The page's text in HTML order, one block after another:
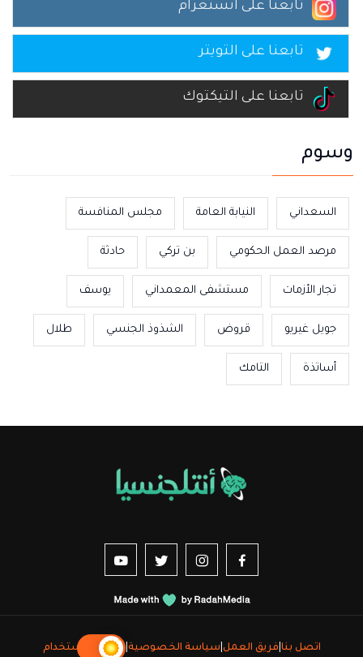
تابعنا على انستغرام
تابعنا على التويتر
تابعنا على التيكتوك
وسوم
السعداني النيابة العامة مجلس المنافسة
مرصد العمل الحكومي بن تركي حادثة
تجار الأزمات مستشفى المعمداني يوسف
جويل غيريو قروض الشذوذ الجنسي طلال
أساتذة التامك
Suivez-nous sur Facebook
nous sur Instagram
nous sur Twitter
اتصل بنا فريق العمل سياسة الخصوصية |شروط الاستخدام